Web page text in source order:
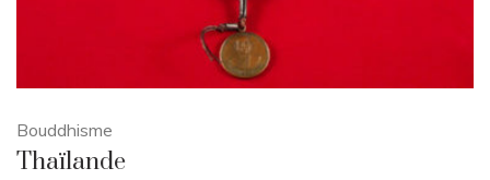
Bouddhisme
Thaïlande